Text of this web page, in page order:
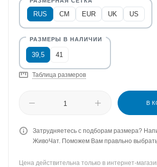
RUS CM EUR UK US
39,5 41
Таблица размеров
В
Затрудняетесь с подборам размера?
ЖивоЧат. Поможем Вам правльно
Цена действительна только в интернет-